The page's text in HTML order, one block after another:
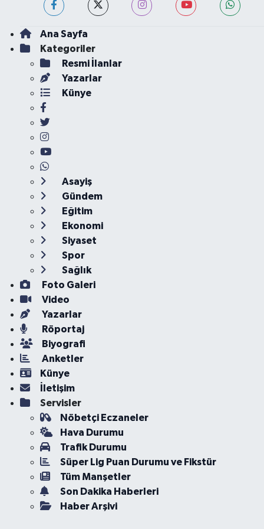
Ana Sayfa
Kategoriler
Resmi İlanlar
Yazarlar
Künye
Asayiş
Gündem
Eğitim
Ekonomi
Siyaset
Spor
Sağlık
Foto Galeri
Video
Yazarlar
Röportaj
Biyografi
Anketler
Künye
İletişim
Servisler
Nöbetçi Eczaneler
Hava Durumu
Trafik Durumu
Süper Lig Puan Durumu ve Fikstür
Tüm Manşetler
Son Dakika Haberleri
Haber Arşivi